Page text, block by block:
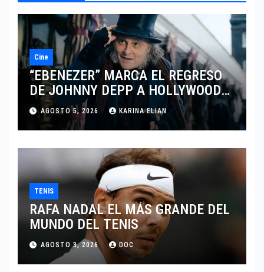
Cine
“EBENEZER” MARCA EL REGRESO
DE JOHNNY DEPP A HOLLYWOOD
TRAS SU PASO POR EL CINE
INDEPENDIENTE EUROPEO
AGOSTO 5, 2026 KARINA ELIAN
TENIS
RAFA NADAL EL MÁS GRANDE DEL
MUNDO DEL TENIS
AGOSTO 3, 2026 DOC